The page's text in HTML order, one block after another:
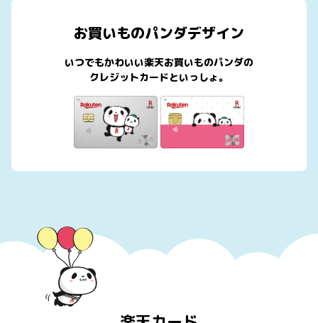
お買いものパンダデザイン
いつでもかわいい楽天お買いものパンダの
クレジットカードといっしょ。